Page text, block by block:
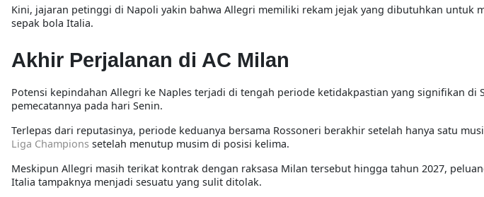
Kini, jajaran petinggi di Napoli yakin bahwa Allegri memiliki rekam jejak yang dibutuhkan untuk
sepak bola Italia.
Akhir Perjalanan di AC Milan
Potensi kepindahan Allegri ke Naples terjadi di tengah periode ketidakpastian yang signifikan di
pemecatannya pada hari Senin.
Terlepas dari reputasinya, periode keduanya bersama Rossoneri berakhir setelah hanya satu
Liga Champions setelah menutup musim di posisi kelima.
Meskipun Allegri masih terikat kontrak dengan raksasa Milan tersebut hingga tahun 2027,
Italia tampaknya menjadi sesuatu yang sulit ditolak.